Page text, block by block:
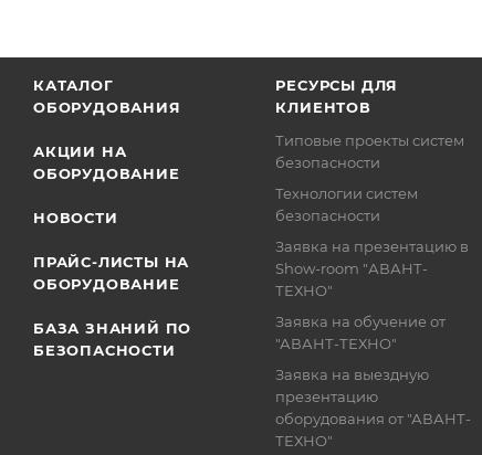
КАТАЛОГ
ОБОРУДОВАНИЯ
АКЦИИ НА
ОБОРУДОВАНИЕ
НОВОСТИ
ПРАЙС-ЛИСТЫ НА
ОБОРУДОВАНИЕ
БАЗА ЗНАНИЙ ПО
БЕЗОПАСНОСТИ
РЕСУРСЫ ДЛЯ
КЛИЕНТОВ
Типовые проекты систем
безопасности
Технологии систем
безопасности
Заявка на презентацию в
Show-room "АВАНТ-
ТЕХНО"
Заявка на обучение от
"АВАНТ-ТЕХНО"
Заявка на выездную
презентацию
оборудования от "АВАНТ-
ТЕХНО"